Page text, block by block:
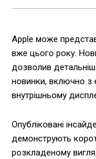
Apple може
вже цього року.
дозволив
новинки, включно з
внутрішньому
Опубліковані
демонструють
розкладеному